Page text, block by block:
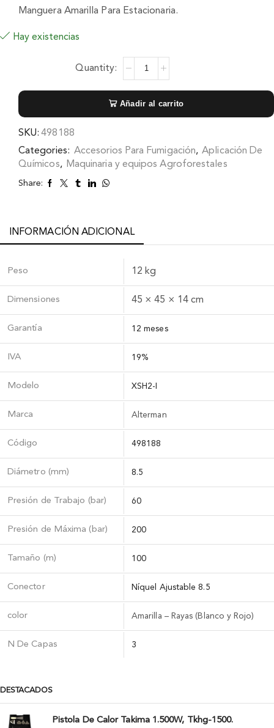
Manguera Amarilla Para Estacionaria.
Hay existencias
Añadir al carrito
SKU: 498188
Categories: Accesorios Para Fumigación, Aplicación De
Químicos, Maquinaria y equipos Agroforestales
Share:
INFORMACIÓN ADICIONAL
Peso 12 kg
Dimensiones 45 × 45 × 14 cm
Garantía 12 meses
IVA 19%
Modelo XSH2-I
Marca Alterman
Código 498188
Diámetro (mm) 8.5
Presión de Trabajo (bar) 60
Presión de Máxima (bar) 200
Tamaño (m) 100
Conector Níquel Ajustable 8.5
color Amarilla – Rayas (Blanco y Rojo)
N De Capas 3
DESTACADOS
Pistola De Calor Takima 1.500W, Tkhg-1500.